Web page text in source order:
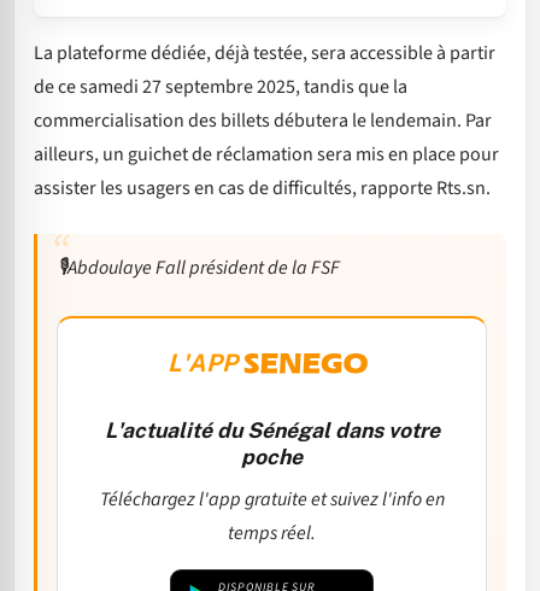
La plateforme dédiée, déjà testée, sera accessible à partir
de ce samedi 27 septembre 2025, tandis que la
commercialisation des billets débutera le lendemain. Par
ailleurs, un guichet de réclamation sera mis en place pour
assister les usagers en cas de difficultés, rapporte Rts.sn.
🎙️Abdoulaye Fall président de la FSF
L'APP
L'actualité du Sénégal dans votre
poche
Téléchargez l'app gratuite et suivez l'info en
temps réel.
DISPONIBLE SUR